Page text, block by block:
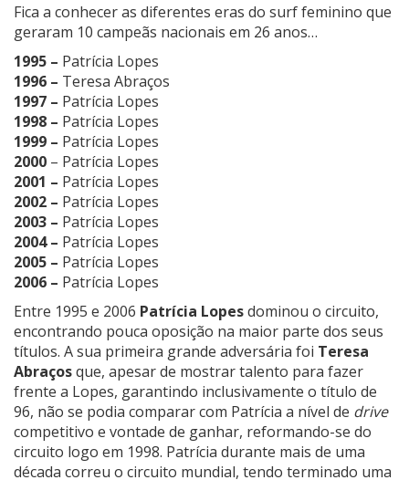
Fica a conhecer as diferentes eras do surf feminino que
geraram 10 campeãs nacionais em 26 anos…
1995 – Patrícia Lopes
1996 – Teresa Abraços
1997 – Patrícia Lopes
1998 – Patrícia Lopes
1999 – Patrícia Lopes
2000 – Patrícia Lopes
2001 – Patrícia Lopes
2002 – Patrícia Lopes
2003 – Patrícia Lopes
2004 – Patrícia Lopes
2005 – Patrícia Lopes
2006 – Patrícia Lopes
Entre 1995 e 2006 Patrícia Lopesdominou o circuito,
encontrando pouca oposição na maior parte dos seus
títulos. A sua primeira grande adversária foi Teresa
Abraçosque, apesar de mostrar talento para fazer
frente a Lopes, garantindo inclusivamente o título de
96, não se podia comparar com Patrícia a nível de drive
competitivo e vontade de ganhar, reformando-se do
circuito logo em 1998. Patrícia durante mais de uma
década correu o circuito mundial, tendo terminado uma